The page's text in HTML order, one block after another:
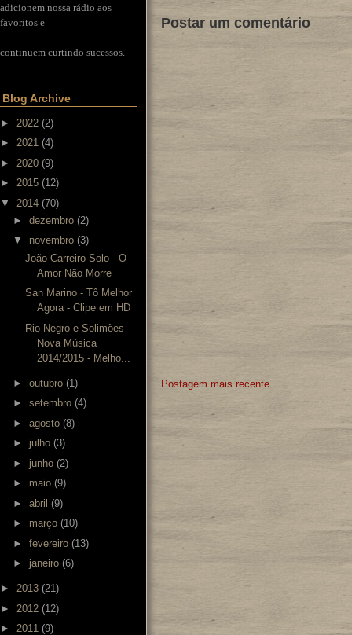
adicionem nossa rádio aos
favoritos e
continuem curtindo sucessos.
Blog Archive
► 2022 (2)
► 2021 (4)
► 2020 (9)
► 2015 (12)
▼ 2014 (70)
► dezembro (2)
▼ novembro (3)
João Carreiro Solo - O
Amor Não Morre
San Marino - Tô Melhor
Agora - Clipe em HD
Rio Negro e Solimões
Nova Música
2014/2015 - Melho...
► outubro (1)
► setembro (4)
► agosto (8)
► julho (3)
► junho (2)
► maio (9)
► abril (9)
► março (10)
► fevereiro (13)
► janeiro (6)
► 2013 (21)
► 2012 (12)
► 2011 (9)
Postar um comentário
Postagem mais recente